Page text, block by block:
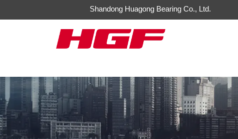
Shandong Huagong Bearing Co., Ltd.